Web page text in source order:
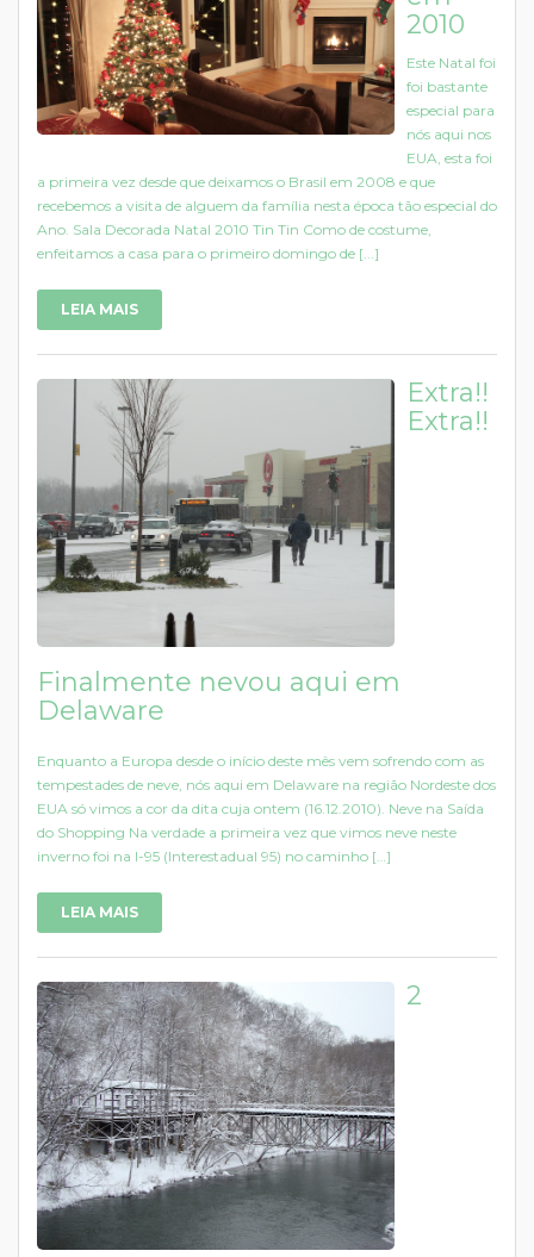
2010
Este Natal foi
foi bastante
especial para
nós aqui nos
EUA, esta foi
a primeira vez desde que deixamos o Brasil em 2008 e que
recebemos a visita de alguem da família nesta época tão especial do
Ano. Sala Decorada Natal 2010 Tin Tin Como de costume,
enfeitamos a casa para o primeiro domingo de [...]
LEIA MAIS
Extra!!
Extra!!
Finalmente nevou aqui em
Delaware
Enquanto a Europa desde o início deste mês vem sofrendo com as
tempestades de neve, nós aqui em Delaware na região Nordeste dos
EUA só vimos a cor da dita cuja ontem (16.12.2010). Neve na Saída
do Shopping Na verdade a primeira vez que vimos neve neste
inverno foi na I-95 (Interestadual 95) no caminho […]
LEIA MAIS
2